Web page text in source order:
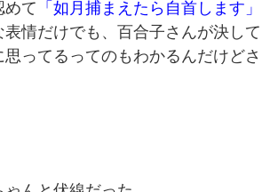
めて 「如月捕まえたら自首します」
情だけでも、百合子さんが決して
ってるってのもわかるんだけどさ